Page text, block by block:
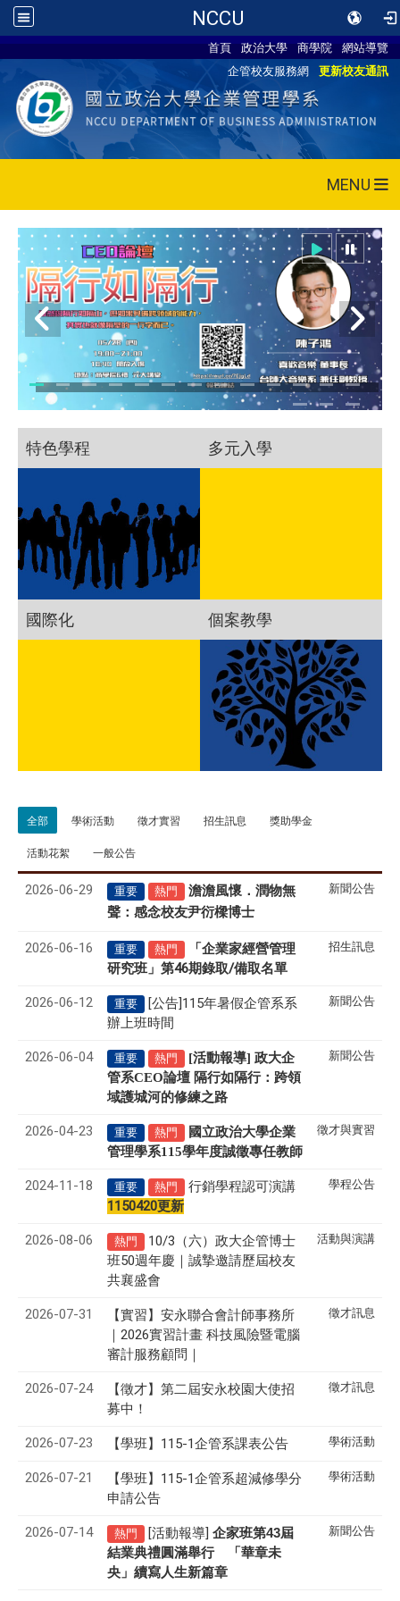
NCCU
首頁 政治大學 商學院
網站導覽
企管校友服務網
更新校友通訊
MENU
115/05/28 CEO論壇活動
特色學程 多元入學
國際化 個案教學
全部 學術活動 徵才實習 招生訊息 獎助學金
活動花絮 一般公告
2026-06-29 重要 熱門
澹澹風懷．潤物無
聲 ： 感念校友尹衍樑博士
新聞公告
2026-06-16 重要 熱門
「企業家經營管理
研究班」第46期錄取/備取名單
招生訊息
2026-06-12 重要
[公告]115年暑假企管系系
辦上班時間
新聞公告
2026-06-04 重要 熱門
[活動報導] 政大企
管系CEO論壇 隔行如隔行：跨領
域護城河的修練之路
新聞公告
2026-04-23 重要 熱門
國立政治大學企業
管理學系115學年度誠徵專任教師
徵才與實習
2024-11-18 重要 熱門
行銷學程認可演講
1150420更新
學程公告
2026-08-06 熱門
10/3（六）政大企管博士
班50週年慶｜誠摯邀請歷屆校友
共襄盛會
活動與演講
2026-07-31
【實習】安永聯合會計師事務所
｜2026實習計畫 科技風險暨電腦
審計服務顧問｜
徵才訊息
2026-07-24 【徵才】 第二屆安永校園大使招
募中！
徵才訊息
2026-07-23 【學班】115-1企管系課表公告 學術活動
2026-07-21
【學班】115-1企管系超減修學分
申請公告
學術活動
2026-07-14 熱門 [活動報導] 企家班第43屆
結業典禮圓滿舉行 「華章未
央」續寫人生新篇章
新聞公告